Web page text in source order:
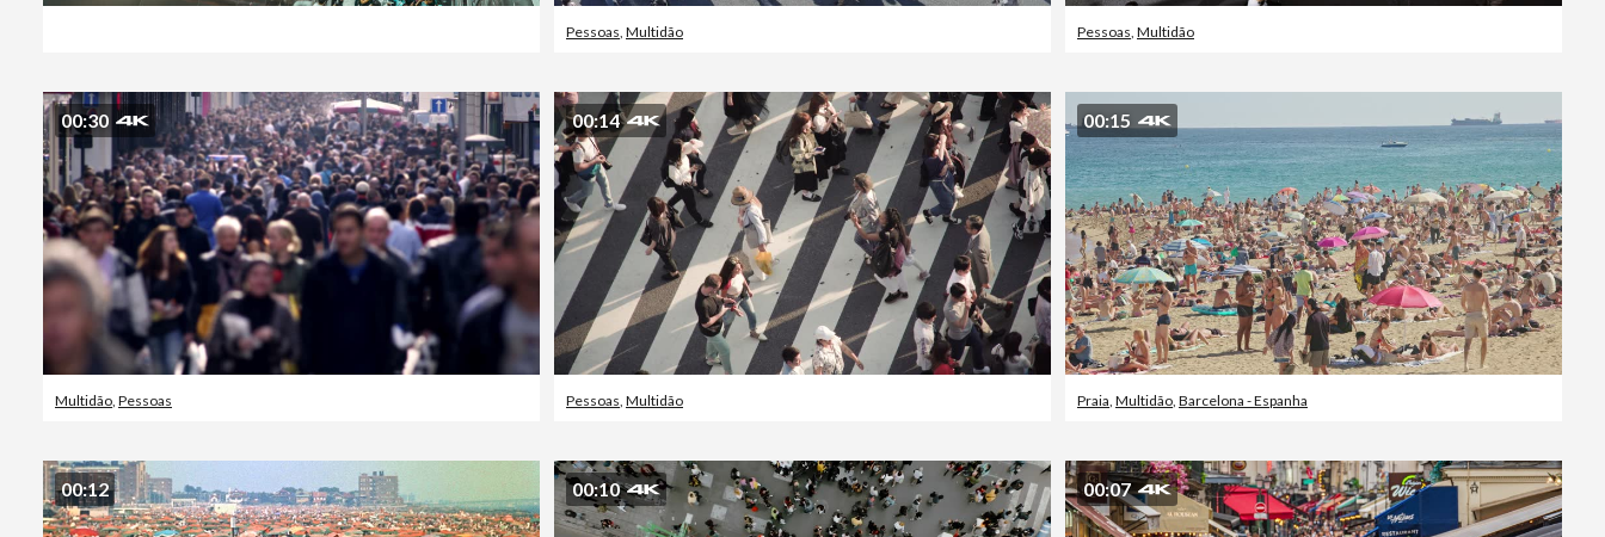
Pessoas, Multidão Pessoas, Multidão
00:30
Multidão, Pessoas
00:14
Pessoas, Multidão
00:15
Praia, Multidão, Barcelona - Espanha
00:12 00:10 00:07